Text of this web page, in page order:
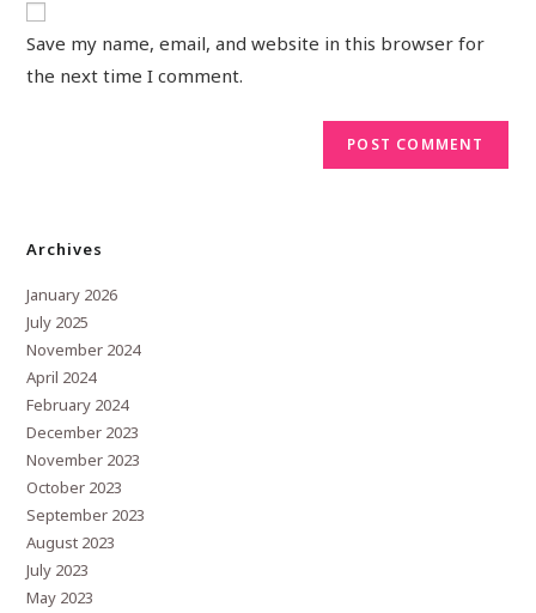
Save my name, email, and website in this browser for
the next time I comment.
Archives
January 2026
July 2025
November 2024
April 2024
February 2024
December 2023
November 2023
October 2023
September 2023
August 2023
July 2023
May 2023